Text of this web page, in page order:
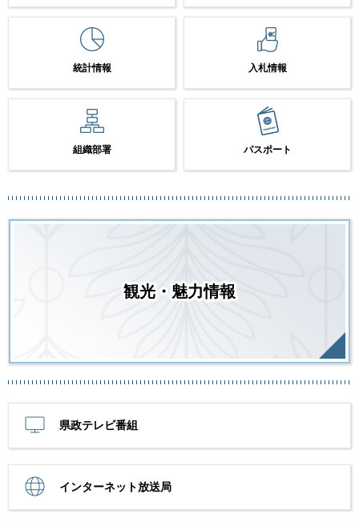
統計情報 入札情報
組織部署 パスポート
観光・魅力情報
県政テレビ番組
インターネット放送局